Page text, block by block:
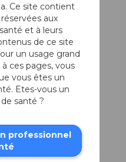
Ce site contient
aux
et à leurs
de ce site
un usage grand
ces pages, vous
vous êtes un
Etes-vous un
santé ?
professionnel